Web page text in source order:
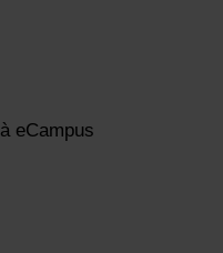
eCampus